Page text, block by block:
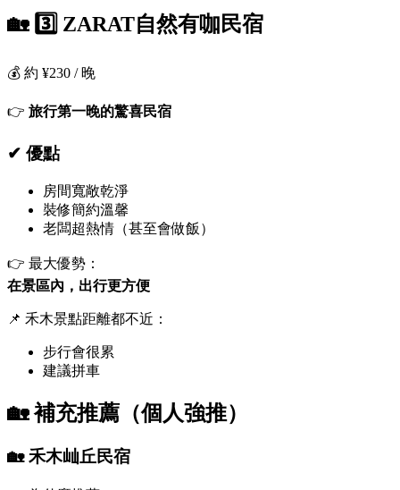
🏡 3️⃣ ZARAT自然有咖民宿
💰 約 ¥230 / 晚
👉 旅行第一晚的驚喜民宿
✔ 優點
房間寬敞乾淨
裝修簡約溫馨
老闆超熱情（甚至會做飯）
👉 最大優勢：
在景區內，出行更方便
📌 禾木景點距離都不近：
步行會很累
建議拼車
🏡 補充推薦（個人強推）
🏡 禾木屾丘民宿